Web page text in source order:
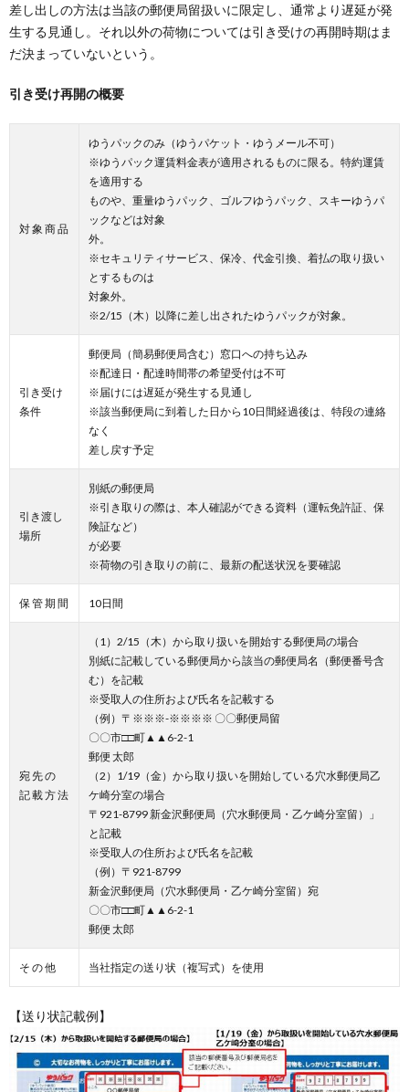
差し出しの方法は当該の郵便局留扱いに限定し、通常より遅延が発
生する見通し。それ以外の荷物については引き受けの再開時期はま
だ決まっていないという。
引き受け再開の概要
対 象 商 品
ゆうパックのみ（ゆうパケット・ゆうメール不可）
※ゆうパック運賃料金表が適用されるものに限る。特約運賃
を適用する
ものや、重量ゆうパック、ゴルフゆうパック、スキーゆうパ
ックなどは対象
外。
※セキュリティサービス、保冷、代金引換、着払の取り扱い
とするものは
対象外。
※2/15（木）以降に差し出されたゆうパックが対象。
引き受け
条件
郵便局（簡易郵便局含む）窓口への持ち込み
※配達日・配達時間帯の希望受付は不可
※届けには遅延が発生する見通し
※該当郵便局に到着した日から10日間経過後は、特段の連絡
なく
差し戻す予定
引き渡し
場所
別紙の郵便局
※引き取りの際は、本人確認ができる資料（運転免許証、保
険証など）
が必要
※荷物の引き取りの前に、最新の配送状況を要確認
保 管 期 間 10日間
宛 先 の
記 載 方 法
（1）2/15（木）から取り扱いを開始する郵便局の場合
別紙に記載している郵便局から該当の郵便局名（郵便番号含
む）を記載
※受取人の住所および氏名を記載する
（例）〒※※※-※※※※ 〇〇郵便局留
〇〇市□□町▲▲6-2-1
郵便 太郎
（2）1/19（金）から取り扱いを開始している穴水郵便局乙
ケ崎分室の場合
〒921-8799 新金沢郵便局（穴水郵便局・乙ケ崎分室留）」
と記載
※受取人の住所および氏名を記載
（例）〒921-8799
新金沢郵便局（穴水郵便局・乙ケ崎分室留）宛
〇〇市□□町▲▲6-2-1
郵便 太郎
そ の 他 当社指定の送り状（複写式）を使用
【送り状記載例】